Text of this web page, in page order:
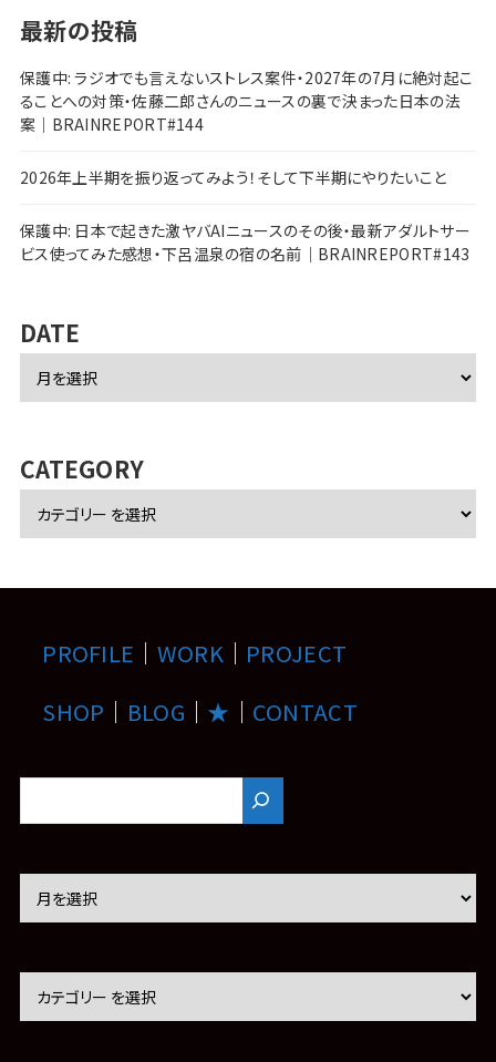
最新の投稿
保護中: ラジオでも言えないストレス案件・2027年の7月に絶対起こ
ることへの対策・佐藤二郎さんのニュースの裏で決まった日本の法
案｜BRAINREPORT#144
2026年上半期を振り返ってみよう！そして下半期にやりたいこと
保護中: 日本で起きた激ヤバAIニュースのその後・最新アダルトサー
ビス使ってみた感想・下呂温泉の宿の名前｜BRAINREPORT#143
DATE
カ
ブ
CATEGORY
PROFILE ｜ WORK ｜ PROJECT
SHOP ｜ BLOG ｜ ★ ｜ CONTACT
カ
ブ